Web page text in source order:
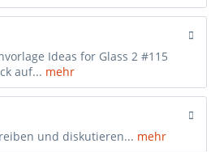
Ideas for Glass 2 #115
auf... mehr
und diskutieren... mehr